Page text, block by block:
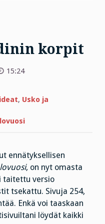
korpit
15:24
, Usko ja
ennätyksellisen
, on nyt omasta
taitettu versio
tsekattu. Sivuja 254,
Enkä voi taaskaan
löydät kaikki